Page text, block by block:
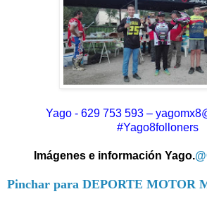
Yago - 629 753 593 –
#Yago8folloners
Imágenes e información Yago.
Pinchar para DEPORTE MOTOR